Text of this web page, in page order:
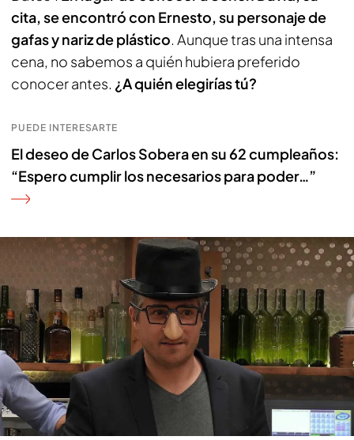
cita, se encontró con Ernesto, su personaje de
gafas y nariz de plástico. Aunque tras una intensa
cena, no sabemos a quién hubiera preferido
conocer antes. ¿A quién elegirías tú?
PUEDE INTERESARTE
El deseo de Carlos Sobera en su 62 cumpleaños:
“Espero cumplir los necesarios para poder…”